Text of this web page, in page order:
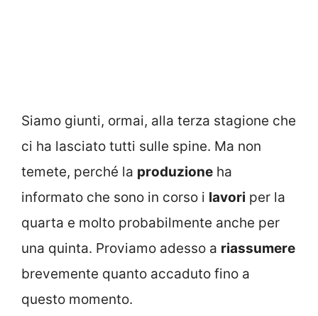
Siamo giunti, ormai, alla terza stagione che
ci ha lasciato tutti sulle spine. Ma non
temete, perché la produzione ha
informato che sono in corso i lavori per la
quarta e molto probabilmente anche per
una quinta. Proviamo adesso a riassumere
brevemente quanto accaduto fino a
questo momento.